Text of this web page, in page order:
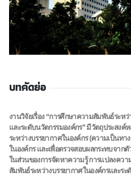
บทคัดย่อ
งานวิจัยเรื่อง “การศึกษาความสัมพันธ์ระห
และระดับนวัตกรรมองค์กร” มีวัตถุประสง
ระหว่างบรรยากาศในองค์กร (ความเป็นทา
ในองค์กร และเพื่อตรวจสอบผลกระทบจาก
ในส่วนของการจัดหาความรู้ การแปลงคว
สัมพันธ์ระหว่างบรรยากาศในองค์กรและระ